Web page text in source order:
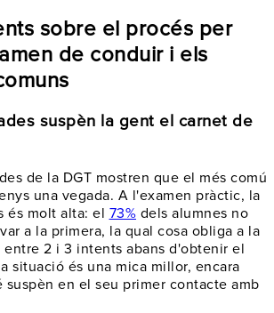
sobre el procés per
de conduir i els
suspèn la gent el carnet de
de la DGT mostren que el més comú
una vegada. A l'examen pràctic, la
és molt alta: el 73% dels alumnes no
a la primera, la qual cosa obliga a la
entre 2 i 3 intents abans d'obtenir el
situació és una mica millor, encara
suspèn en el seu primer contacte amb